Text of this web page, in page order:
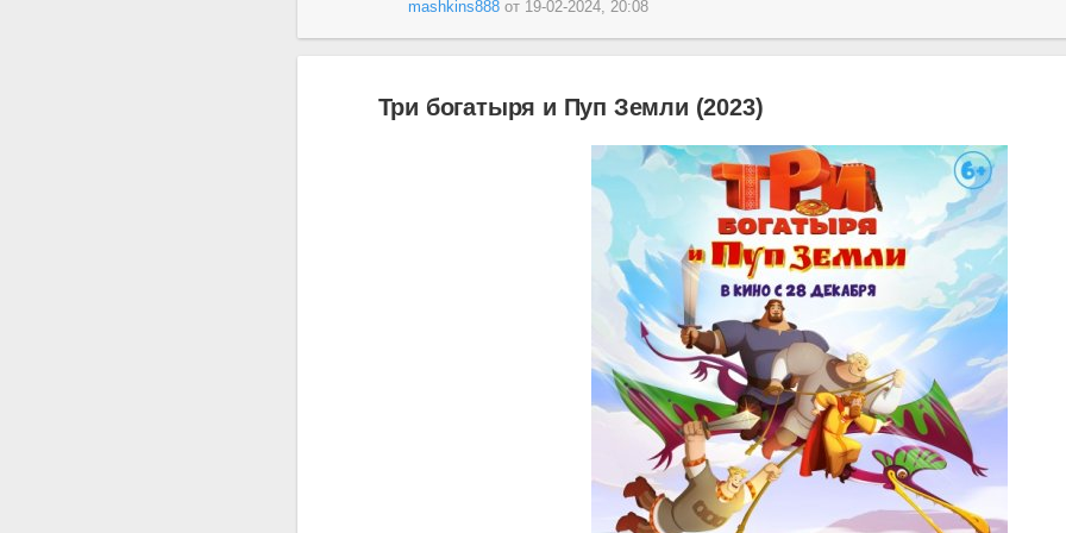
mashkins888от 19-02-2024, 20:08
Три богатыря и Пуп Земли (2023)